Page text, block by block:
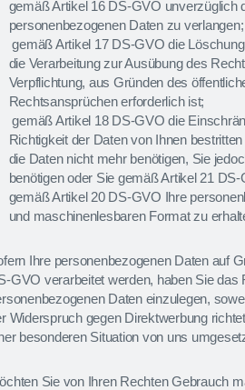
gemäß Artikel 16 DS-GVO unverzüglich
personenbezogenen Daten zu verlangen;
gemäß Artikel 17 DS-GVO die
die Verarbeitung zur Ausübung des
Verpflichtung, aus Gründen des
Rechtsansprüchen erforderlich ist;
gemäß Artikel 18 DS-GVO die
Richtigkeit der Daten von Ihnen
die Daten nicht mehr benötigen, Sie
benötigen oder Sie gemäß Artikel 21
gemäß Artikel 20 DS-GVO Ihre
und maschinenlesbaren Format zu
Ihre personenbezogenen Daten auf
GVO verarbeitet werden, haben Sie
Daten einzulegen,
Widerspruch gegen Direktwerbung
besonderen Situation von uns
Sie von Ihren Rechten Gebrauch